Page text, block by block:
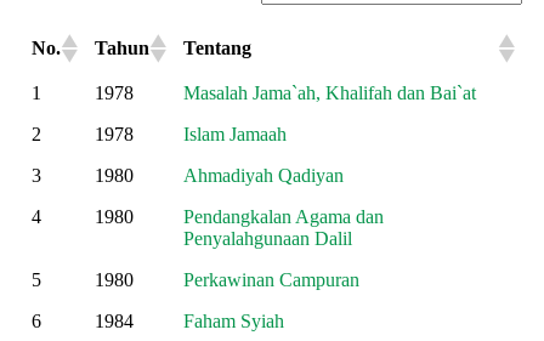
No. Tahun Tentang
1 1978
Masalah Jama`ah, Khalifah dan Bai`at
2
1978
Islam Jamaah
3
1980
Ahmadiyah Qadiyan
4
1980
Pendangkalan Agama dan
Penyalahgunaan Dalil
5
1980
Perkawinan Campuran
6
1984
Faham Syiah